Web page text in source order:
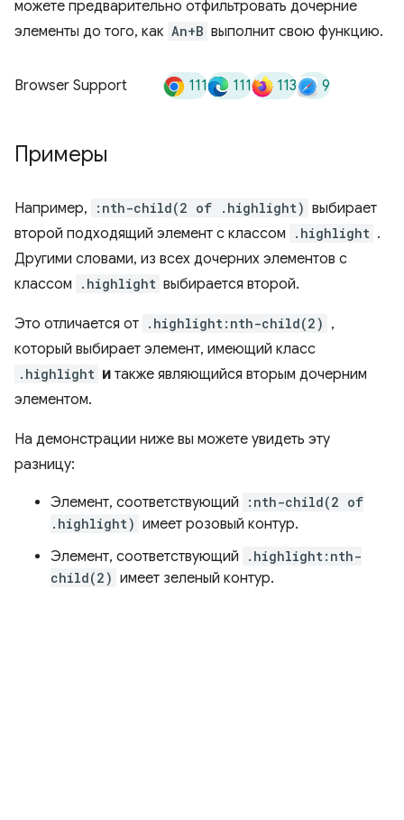
можете предварительно отфильтровать дочерние
элементы до того, как An+B выполнит свою функцию.
Browser Support 111 111 113 9
Примеры
Например, :nth-child(2 of .highlight) выбирает
второй подходящий элемент с классом
.highlight .
Другими словами, из всех дочерних элементов с
классом
.highlight выбирается второй.
Это отличается от .highlight:nth-child(2) ,
который выбирает элемент, имеющий класс
.highlight и также являющийся вторым дочерним
элементом.
На демонстрации ниже вы можете увидеть эту
разницу:
Элемент, соответствующий
:nth-child(2 of
.highlight) имеет розовый контур.
Элемент, соответствующий
.highlight:nth-
child(2) имеет зеленый контур.